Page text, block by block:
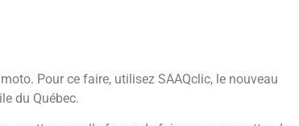
Pour ce faire, utilisez SAAQclic, le nouveau
du Québec.